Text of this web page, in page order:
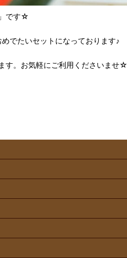
です☆
でたいセットになっております♪
す。お気軽にご利用くださいませ☆